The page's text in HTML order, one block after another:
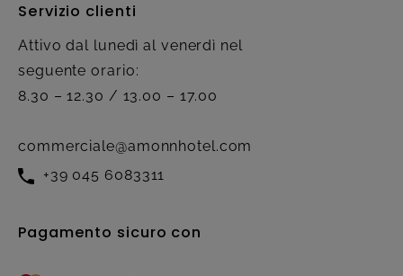
Servizio clienti
Attivo dal lunedì al venerdì nel
seguente orario:
8.30 – 12.30 / 13.00 – 17.00
commerciale@amonnhotel.com
+39 045 6083311
Pagamento sicuro con